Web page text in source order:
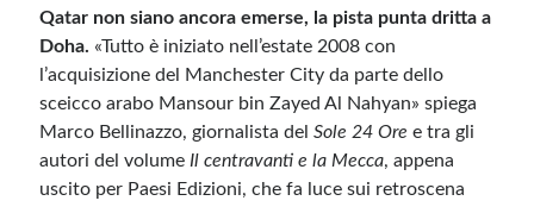
Qatar non siano ancora emerse, la pista punta dritta a
Doha. «Tutto è iniziato nell’estate 2008 con
l’acquisizione del Manchester City da parte dello
sceicco arabo Mansour bin Zayed Al Nahyan» spiega
Marco Bellinazzo, giornalista delSole 24 Ore e tra gli
autori del volume Il centravanti e la Mecca, appena
uscito per Paesi Edizioni, che fa luce sui retroscena